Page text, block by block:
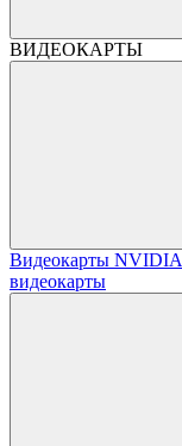
ВИДЕОКАРТЫ
Видеокарты NVIDIA
видеокарты